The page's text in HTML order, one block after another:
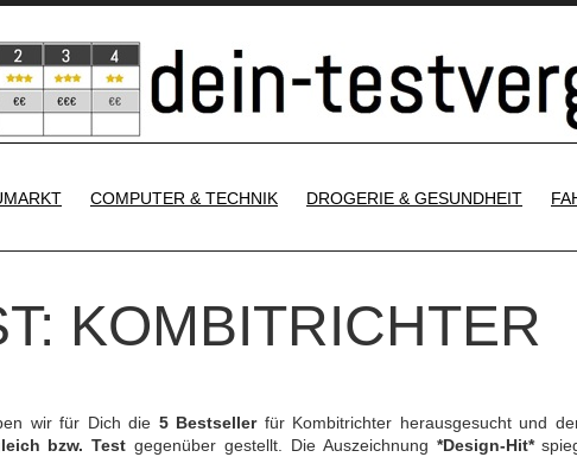
COMPUTER & TECHNIK DROGERIE & GESUNDHEIT
KOMBITRICHTER
wir für Dich die 5 Bestsellerfür Kombitrichter herausgesucht und
bzw. Test gegenüber gestellt. Die Auszeichnung *Design-Hit*